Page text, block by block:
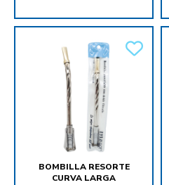
BOMBILLA RESORTE
CURVA LARGA